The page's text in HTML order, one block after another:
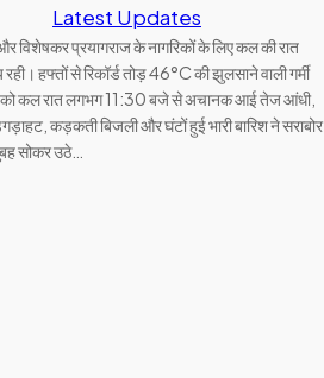
Latest Updates
विशेषकर प्रयागराज के नागरिकों के लिए कल की रात
हफ्तों से रिकॉर्ड तोड़ 46°C की झुलसाने वाली गर्मी
कल रात लगभग 11:30 बजे से अचानक आई तेज आंधी,
कड़कती बिजली और घंटों हुई भारी बारिश ने सराबोर
सोकर उठे…